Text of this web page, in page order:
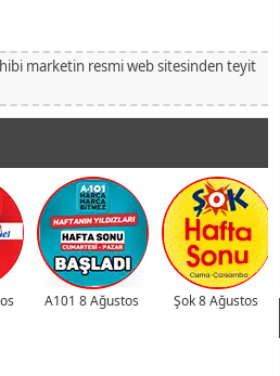
marketin resmi web sitesinden teyit
A101 8 Ağustos Şok 8 Ağustos